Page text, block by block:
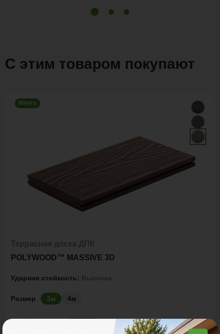
С этим товаром покупают
Много
POLYWOOD™ MASSIVE 3D
Ударная стойкость:
Размер 3м 4м
шт